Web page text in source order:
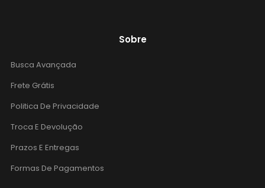
Sobre
Busca Avançada
Frete Grátis
Politica De Privacidade
Troca E Devolução
Prazos E Entregas
Formas De Pagamentos